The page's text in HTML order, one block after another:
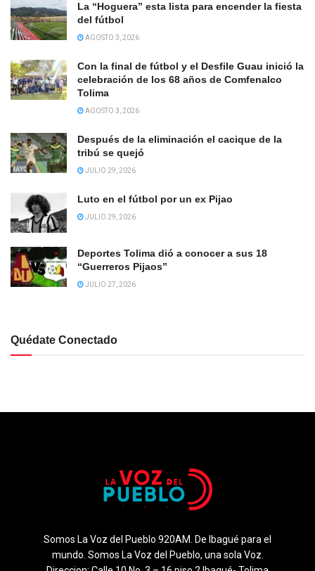
La “Hoguera” esta lista para encender la fiesta
del fútbol
AGOSTO 3, 2026
Con la final de fútbol y el Desfile Guau inició la
celebración de los 68 años de Comfenalco
Tolima
AGOSTO 3, 2026
Después de la eliminación el cacique de la
tribú se quejó
JULIO 29, 2026
Luto en el fútbol por un ex Pijao
JULIO 29, 2026
Deportes Tolima dió a conocer a sus 18
“Guerreros Pijaos”
JULIO 27, 2026
Quédate Conectado
Somos La Voz del Pueblo 920AM. De Ibagué para el
mundo. Somos La Voz del Pueblo, una sola Voz.